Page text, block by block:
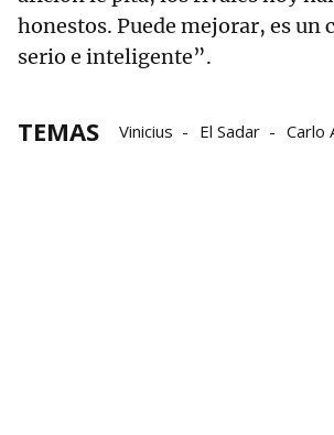
honestos. Puede mejorar, es un
serio e inteligente”.
TEMAS Vinicius El Sadar Carlo